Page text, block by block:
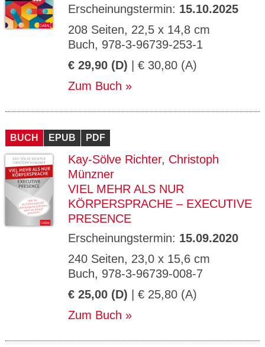
Erscheinungstermin: 15.10.2025
208 Seiten, 22,5 x 14,8 cm
Buch, 978-3-96739-253-1
€ 29,90 (D) | € 30,80 (A)
Zum Buch
BUCH EPUB PDF
Kay-Sölve Richter, Christoph
Münzner
VIEL MEHR ALS NUR
KÖRPERSPRACHE – EXECUTIVE
PRESENCE
Erscheinungstermin: 15.09.2020
240 Seiten, 23,0 x 15,6 cm
Buch, 978-3-96739-008-7
€ 25,00 (D) | € 25,80 (A)
Zum Buch